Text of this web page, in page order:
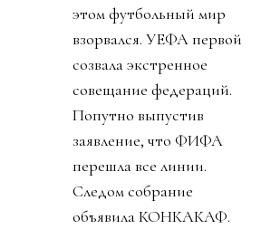
этом футбольный мир
взорвался. УЕФА первой
созвала экстренное
совещание федераций.
Попутно выпустив
заявление, что ФИФА
перешла все линии.
Следом собрание
объявила КОНКАКАФ.